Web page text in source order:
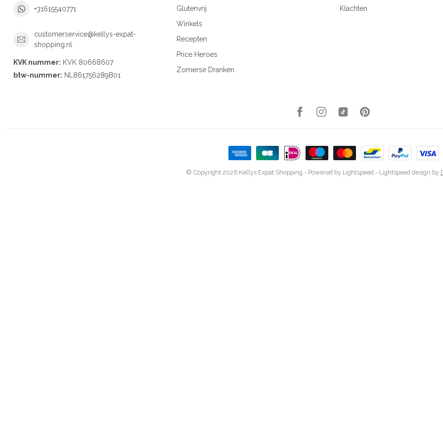
+31615540771
customerservice@kellys-expat-
shopping.nl
KVK nummer: KVK 80668607
btw-nummer: NL861756289B01
Glutenvrij
Winkels
Recepten
Price Heroes
Zomerse Dranken
Klachten
© Copyright 2026 Kellys Expat Shopping - Powered by Lightspeed- Lightspeed design by